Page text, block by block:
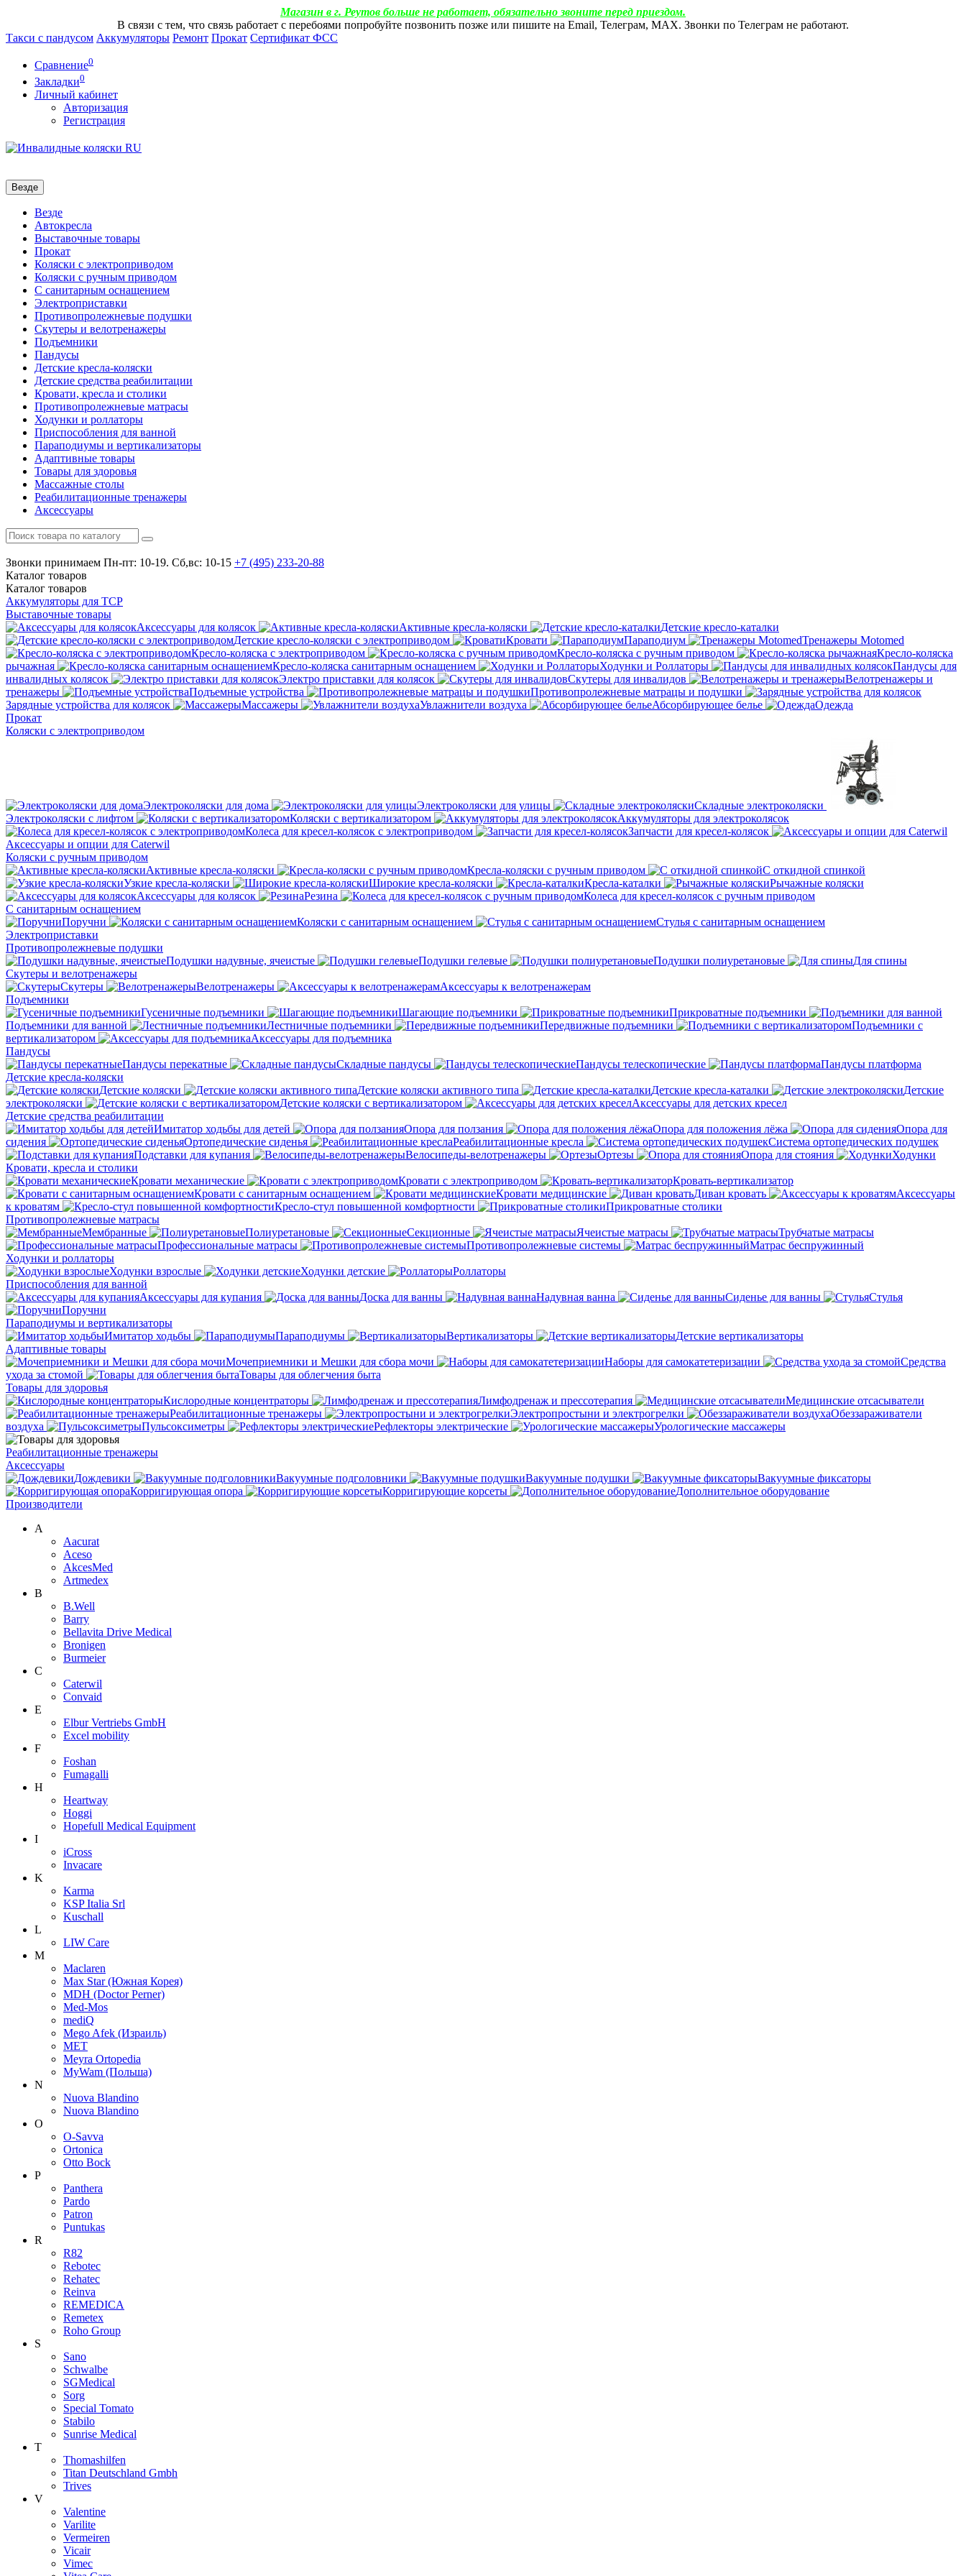
Магазин в г. Реутов больше не работает, обязательно звоните перед приездом.
В связи с тем, что связь работает с перебоями попробуйте позвонить позже или пишите на Email, Телеграм, МАХ. Звонки по Телеграм не работают.
Такси с пандусом Аккумуляторы Ремонт Прокат Сертификат ФСС
Сравнение0
Закладки0
Личный кабинет
Авторизация
Регистрация
Везде
Везде
Автокресла
Выставочные товары
Прокат
Коляски с электроприводом
Коляски с ручным приводом
С санитарным оснащением
Электроприставки
Противопролежневые подушки
Скутеры и велотренажеры
Подъемники
Пандусы
Детские кресла-коляски
Детские средства реабилитации
Кровати, кресла и столики
Противопролежневые матрасы
Ходунки и роллаторы
Приспособления для ванной
Параподиумы и вертикализаторы
Адаптивные товары
Товары для здоровья
Массажные столы
Реабилитационные тренажеры
Аксессуары
Звонки принимаем Пн-пт: 10-19. Сб,вс: 10-15 +7 (495) 233-20-88
Каталог товаров
Каталог товаров
Аккумуляторы для ТСР
Выставочные товары
Аксессуары для колясок
Активные кресла-коляски
Детские кресло-каталки
Детские кресло-коляски с электроприводом
Кровати Параподиум
Тренажеры Motomed
Кресло-коляска с электроприводом
Кресло-коляска с ручным приводом
Кресло-коляска
рычажная
Кресло-коляска санитарным оснащением Ходунки и Роллаторы
Пандусы для
инвалидных колясок
Электро приставки для колясок Скутеры для инвалидов
Велотренажеры и
тренажеры
Подъемные устройства
Противопролежневые матрацы и подушки
Зарядные устройства для колясок
Массажеры Увлажнители воздуха Абсорбирующее белье
Одежда
Прокат
Коляски с электроприводом
Электроколяски для дома Электроколяски для улицы
Складные электроколяски
Электроколяски с лифтом
Коляски с вертикализатором
Аккумуляторы для электроколясок
Колеса для кресел-колясок с электроприводом
Запчасти для кресел-колясок
Аксессуары и опции для Caterwil
Коляски с ручным приводом
Активные кресла-коляски
Кресла-коляски с ручным приводом
С откидной спинкой
Узкие кресла-коляски
Широкие кресла-коляски Кресла-каталки
Рычажные коляски
Аксессуары для колясок
Резина
Колеса для кресел-колясок с ручным приводом
С санитарным оснащением
Поручни
Коляски с санитарным оснащением
Стулья с санитарным оснащением
Электроприставки
Противопролежневые подушки
Подушки надувные, ячеистые
Подушки гелевые Подушки полиуретановые
Для спины
Скутеры и велотренажеры
Скутеры
Велотренажеры
Аксессуары к велотренажерам
Подъемники
Гусеничные подъемники
Шагающие подъемники
Прикроватные подъемники
Подъемники для ванной
Лестничные подъемники Передвижные подъемники
Подъемники с
вертикализатором
Аксессуары для подъемника
Пандусы
Пандусы перекатные
Складные пандусы Пандусы телескопические
Пандусы платформа
Детские кресла-коляски
Детские коляски
Детские коляски активного типа Детские кресла-каталки
Детские
электроколяски
Детские коляски с вертикализатором
Аксессуары для детских кресел
Детские средства реабилитации
Имитатор ходьбы для детей
Опора для ползания Опора для положения лёжа
Опора для
сидения
Ортопедические сиденья Реабилитационные кресла
Система ортопедических подушек
Подставки для купания
Велосипеды-велотренажеры Ортезы Опора для стояния
Ходунки
Кровати, кресла и столики
Кровати механические
Кровати с электроприводом
Кровать-вертикализатор
Кровати с санитарным оснащением
Кровати медицинские Диван кровать
Аксессуары
к кроватям
Кресло-стул повышенной комфортности
Прикроватные столики
Противопролежневые матрасы
Мембранные
Полиуретановые Секционные Ячеистые матрасы
Трубчатые матрасы
Профессиональные матрасы
Противопролежневые системы
Матрас беспружинный
Ходунки и роллаторы
Ходунки взрослые
Ходунки детские
Роллаторы
Приспособления для ванной
Аксессуары для купания
Доска для ванны Надувная ванна Сиденье для ванны
Стулья
Поручни
Параподиумы и вертикализаторы
Имитатор ходьбы
Параподиумы Вертикализаторы
Детские вертикализаторы
Адаптивные товары
Мочеприемники и Мешки для сбора мочи
Наборы для самокатетеризации
Средства
ухода за стомой
Товары для облегчения быта
Товары для здоровья
Кислородные концентраторы
Лимфодренаж и прессотерапия
Медицинские отсасыватели
Реабилитационные тренажеры
Электропростыни и электрогрелки
Обеззараживатели
воздуха
Пульсоксиметры Рефлекторы электрические Урологические массажеры
Реабилитационные тренажеры
Аксессуары
Дождевики
Вакуумные подголовники Вакуумные подушки
Вакуумные фиксаторы
Корригирующая опора
Корригирующие корсеты
Дополнительное оборудование
Производители
A
Aacurat
Aceso
AkcesMed
Artmedex
B
B.Well
Barry
Bellavita Drive Medical
Bronigen
Burmeier
C
Caterwil
Convaid
E
Elbur Vertriebs GmbH
Excel mobility
F
Foshan
Fumagalli
H
Heartway
Hoggi
Hopefull Medical Equipment
I
iCross
Invacare
K
Karma
KSP Italia Srl
Kuschall
L
LIW Care
M
Maclaren
Max Star (Южная Корея)
MDH (Doctor Perner)
Med-Mos
mediQ
Mego Afek (Израиль)
MET
Meyra Ortopedia
MyWam (Польша)
N
Nuova Blandino
Nuova Blandino
O
O-Savva
Ortonica
Otto Bock
P
Panthera
Pardo
Patron
Puntukas
R
R82
Rebotec
Rehatec
Reinva
REMEDICA
Remetex
Roho Group
S
Sano
Schwalbe
SGMedical
Sorg
Special Tomato
Stabilo
Sunrise Medical
T
Thomashilfen
Titan Deutschland Gmbh
Trives
V
Valentine
Varilite
Vermeiren
Vicair
Vimec